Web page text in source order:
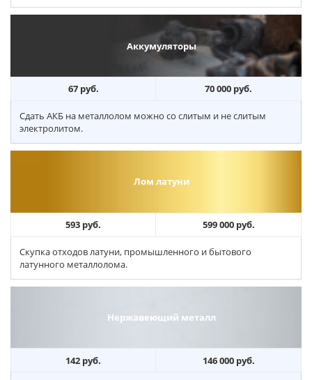
Аккумуляторы
67 руб. 70 000 руб.
Сдать АКБ на металлолом можно со слитым и не слитым
электролитом.
Лом латуни
593 руб. 599 000 руб.
Скупка отходов латуни, промышленного и бытового
латунного металлолома.
Нержавеющий металл
142 руб. 146 000 руб.